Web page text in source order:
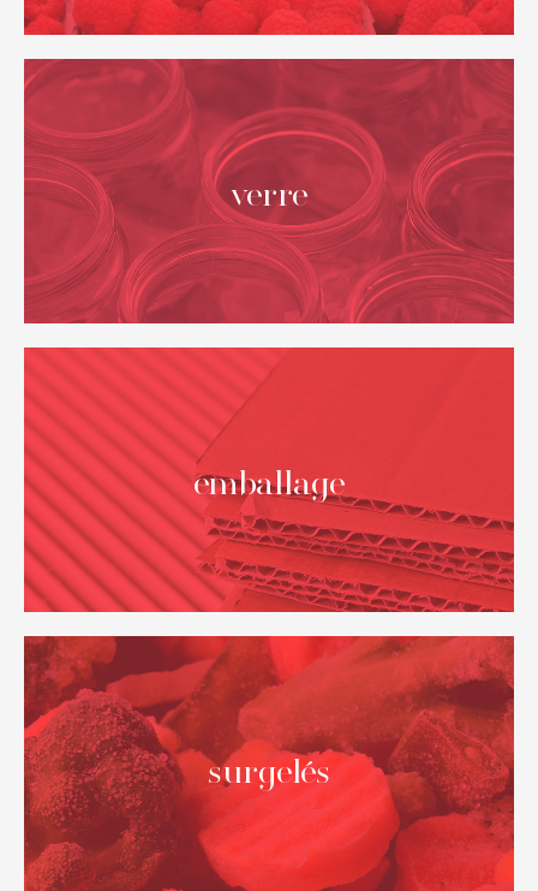
NOS
destinations internationales
Allemagne
Belgique
Danemark
France
Pays-Bas
Italie
Portugal
verre
emballage
surgelés